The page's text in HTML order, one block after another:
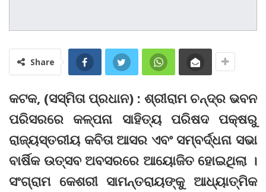
Share
କଟକ, (ସସ୍ମିତା ପ୍ରଧାନ) : ଶ୍ରୀରାମ ଚନ୍ଦ୍ର ଭବନ
ପରିସରରେ କଳ୍ପନା ସାହିତ୍ୟ ପରିଷଦ ପକ୍ଷରୁ
ରାଜ୍ୟସ୍ତରୀୟ କବିତା ଆସର ଏବଂ ସମ୍ବର୍ଦ୍ଧନା ସଭା
ବାର୍ଷିକ ଉତ୍ସବ ଅବସରରେ ଆୟୋଜିତ ହୋଇଥିଲା ।
ସଂଗ୍ରାମ କେଶରୀ ସାମନ୍ତରାୟଙ୍କୁ ଆଧ୍ୟାତ୍ମିକ